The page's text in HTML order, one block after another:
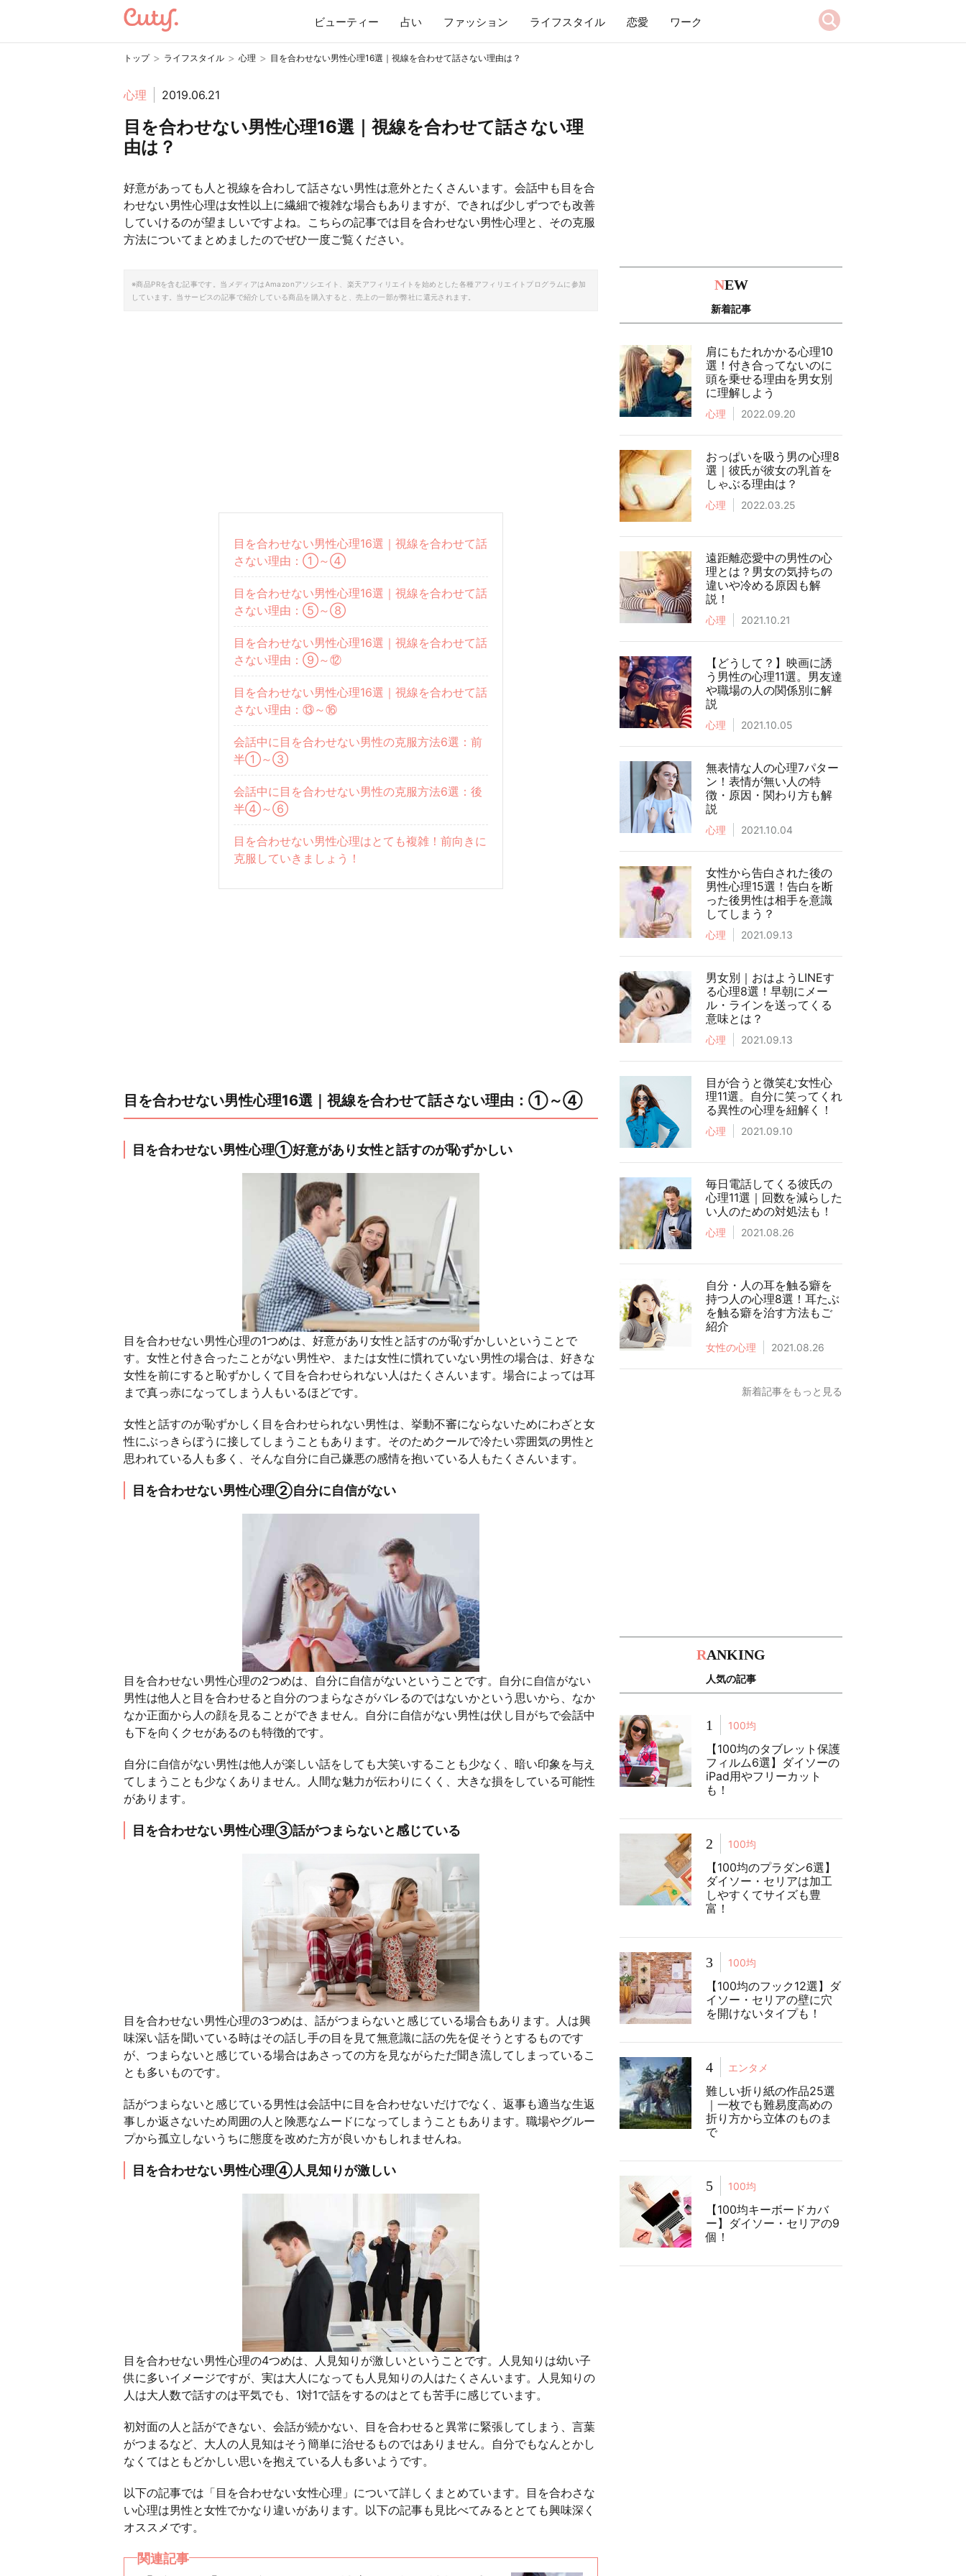
ビューティー 占い ファッション ライフスタイル 恋愛 ワーク
トップ > ライフスタイル > 心理 > 目を合わせない男性心理16選｜視線を合わせて話さない理由は？
心理 2019.06.21
目を合わせない男性心理16選｜視線を合わせて話さない理
由は？
好意があっても人と視線を合わして話さない男性は意外とたくさんいます。会話中も目を合
わせない男性心理は女性以上に繊細で複雑な場合もありますが、できれば少しずつでも改善
していけるのが望ましいですよね。こちらの記事では目を合わせない男性心理と、その克服
方法についてまとめましたのでぜひ一度ご覧ください。
※商品PRを含む記事です。当メディアはAmazonアソシエイト、楽天アフィリエイトを始めとした各種アフィリエイトプログラムに参加
しています。当サービスの記事で紹介している商品を購入すると、売上の一部が弊社に還元されます。
目を合わせない男性心理16選｜視線を合わせて話
さない理由：①～④
目を合わせない男性心理16選｜視線を合わせて話
さない理由：⑤～⑧
目を合わせない男性心理16選｜視線を合わせて話
さない理由：⑨～⑫
目を合わせない男性心理16選｜視線を合わせて話
さない理由：⑬～⑯
会話中に目を合わせない男性の克服方法6選：前
半①～③
会話中に目を合わせない男性の克服方法6選：後
半④～⑥
目を合わせない男性心理はとても複雑！前向きに
克服していきましょう！
目を合わせない男性心理16選｜視線を合わせて話さない理由：①～④
目を合わせない男性心理①好意があり女性と話すのが恥ずかしい
目を合わせない男性心理の1つめは、好意があり女性と話すのが恥ずかしいということで
す。女性と付き合ったことがない男性や、または女性に慣れていない男性の場合は、好きな
女性を前にすると恥ずかしくて目を合わせられない人はたくさんいます。場合によっては耳
まで真っ赤になってしまう人もいるほどです。
女性と話すのが恥ずかしく目を合わせられない男性は、挙動不審にならないためにわざと女
性にぶっきらぼうに接してしまうこともあります。そのためクールで冷たい雰囲気の男性と
思われている人も多く、そんな自分に自己嫌悪の感情を抱いている人もたくさんいます。
目を合わせない男性心理②自分に自信がない
目を合わせない男性心理の2つめは、自分に自信がないということです。自分に自信がない
男性は他人と目を合わせると自分のつまらなさがバレるのではないかという思いから、なか
なか正面から人の顔を見ることができません。自分に自信がない男性は伏し目がちで会話中
も下を向くクセがあるのも特徴的です。
自分に自信がない男性は他人が楽しい話をしても大笑いすることも少なく、暗い印象を与え
てしまうことも少なくありません。人間な魅力が伝わりにくく、大きな損をしている可能性
があります。
目を合わせない男性心理③話がつまらないと感じている
目を合わせない男性心理の3つめは、話がつまらないと感じている場合もあります。人は興
味深い話を聞いている時はその話し手の目を見て無意識に話の先を促そうとするものです
が、つまらないと感じている場合はあさっての方を見ながらただ聞き流してしまっているこ
とも多いものです。
話がつまらないと感じている男性は会話中に目を合わせないだけでなく、返事も適当な生返
事しか返さないため周囲の人と険悪なムードになってしまうこともあります。職場やグルー
プから孤立しないうちに態度を改めた方が良いかもしれませんね。
目を合わせない男性心理④人見知りが激しい
目を合わせない男性心理の4つめは、人見知りが激しいということです。人見知りは幼い子
供に多いイメージですが、実は大人になっても人見知りの人はたくさんいます。人見知りの
人は大人数で話すのは平気でも、1対1で話をするのはとても苦手に感じています。
初対面の人と話ができない、会話が続かない、目を合わせると異常に緊張してしまう、言葉
がつまるなど、大人の人見知はそう簡単に治せるものではありません。自分でもなんとかし
なくてはともどかしい思いを抱えている人も多いようです。
以下の記事では「目を合わせない女性心理」について詳しくまとめています。目を合わさな
い心理は男性と女性でかなり違いがあります。以下の記事も見比べてみるととても興味深く
オススメです。
関連記事
NEW
新着記事
肩にもたれかかる心理10
選！付き合ってないのに
頭を乗せる理由を男女別
に理解しよう
心理 2022.09.20
おっぱいを吸う男の心理8
選｜彼氏が彼女の乳首を
しゃぶる理由は？
心理 2022.03.25
遠距離恋愛中の男性の心
理とは？男女の気持ちの
違いや冷める原因も解
説！
心理 2021.10.21
【どうして？】映画に誘
う男性の心理11選。男友達
や職場の人の関係別に解
説
心理 2021.10.05
無表情な人の心理7パター
ン！表情が無い人の特
徴・原因・関わり方も解
説
心理 2021.10.04
女性から告白された後の
男性心理15選！告白を断
った後男性は相手を意識
してしまう？
心理 2021.09.13
男女別｜おはようLINEす
る心理8選！早朝にメー
ル・ラインを送ってくる
意味とは？
心理 2021.09.13
目が合うと微笑む女性心
理11選。自分に笑ってくれ
る異性の心理を紐解く！
心理 2021.09.10
毎日電話してくる彼氏の
心理11選｜回数を減らした
い人のための対処法も！
心理 2021.08.26
自分・人の耳を触る癖を
持つ人の心理8選！耳たぶ
を触る癖を治す方法もご
紹介
女性の心理 2021.08.26
新着記事をもっと見る
RANKING
人気の記事
1 100均
【100均のタブレット保護
フィルム6選】ダイソーの
iPad用やフリーカット
も！
2 100均
【100均のプラダン6選】
ダイソー・セリアは加工
しやすくてサイズも豊
富！
3 100均
【100均のフック12選】ダ
イソー・セリアの壁に穴
を開けないタイプも！
4 エンタメ
難しい折り紙の作品25選
｜一枚でも難易度高めの
折り方から立体のものま
で
5 100均
【100均キーボードカバ
ー】ダイソー・セリアの9
個！